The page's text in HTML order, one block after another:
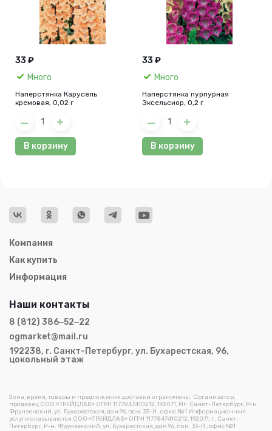
33 ₽
Много
Наперстянка Карусель
кремовая, 0,02 г
В корзину
33 ₽
Много
Наперстянка пурпурная
Эксельсиор, 0,2 г
В корзину
Компания
Как купить
Информация
Зона, время, товары и предложения доставки ограничены. Организатор,
продавец ООО «ТРЕЙДЛАБ» ОГРН 1177847410212, 192071, Мг. Санкт-Петербург, Р-н.
Фрунзенский, ул. Бухарестская, дом 96, пом. 33-Н , офис №1 Информационные
услуги оказываются ООО «ТРЕЙДЛАБ» ОГРН 1177847410212, 192071, г. Санкт-
Петербург, Р-н. Фрунзенский, ул. Бухарестская, дом 96, пом. 33-Н , офис №1
Наши контакты
8 (812) 386‒52‒22
ogmarket@mail.ru
192238, г. Санкт-Петербург, ул. Бухарестская, 96,
цокольный этаж